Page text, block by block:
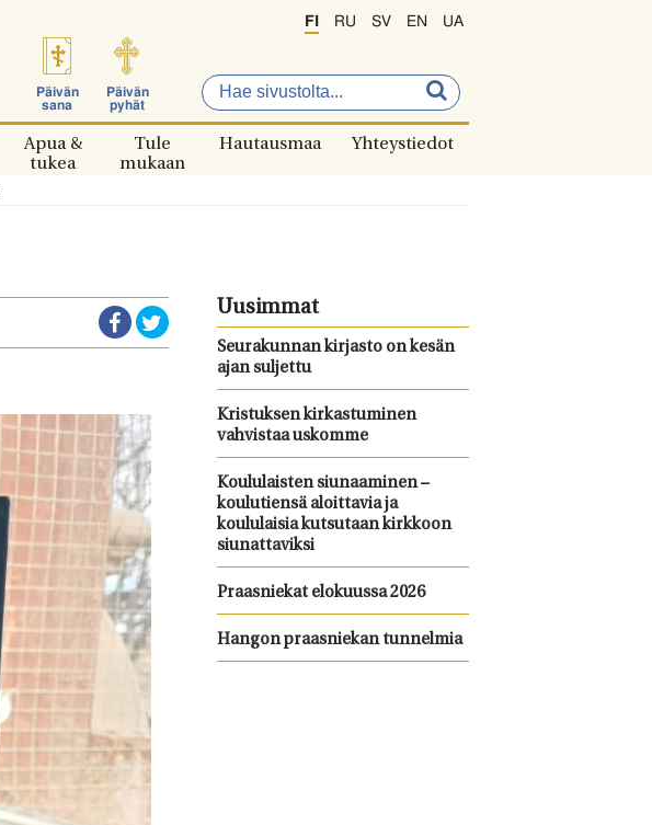
Päivän
sana
Päivän
pyhät
FI RU SV EN UA
Apua &
tukea
Tule
mukaan
Hautausmaa Yhteystiedot
Uusimmat
Seurakunnan kirjasto on kesän
ajan suljettu
Kristuksen kirkastuminen
vahvistaa uskomme
Koululaisten siunaaminen –
koulutiensä aloittavia ja
koululaisia kutsutaan kirkkoon
siunattaviksi
Praasniekat elokuussa 2026
Hangon praasniekan tunnelmia